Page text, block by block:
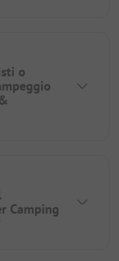
o
Camping